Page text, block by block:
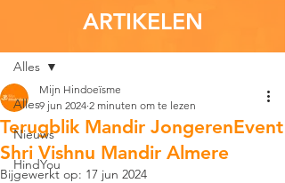
Alles
Nieuws
HindYou
Alles
Terugblik Mandir JongerenEvent
Shri Vishnu Mandir Almere
Mijn Hindoeïsme
9 jun 2024 2 minuten om te lezen
Bijgewerkt op: 17 jun 2024
ARTIKELEN